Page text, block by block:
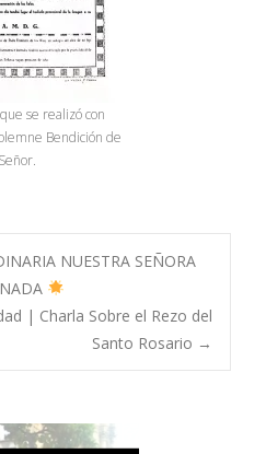
se realizó con
Bendición de
NUESTRA SEÑORA
| Charla Sobre el Rezo del
Santo Rosario →